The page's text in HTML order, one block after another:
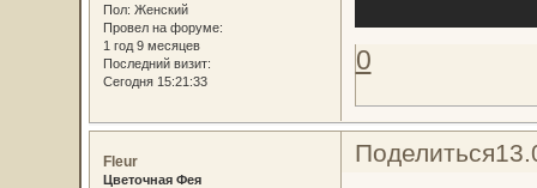
Пол: Женский
Провел на форуме:
1 год 9 месяцев
Последний визит:
Сегодня 15:21:33
0
Поделиться
Fleur
Цветочная Фея